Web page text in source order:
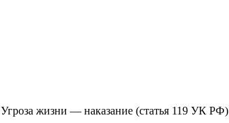
Угроза жизни — наказание (статья 119 УК РФ)